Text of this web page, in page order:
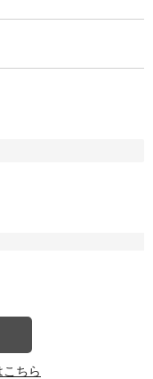
ちら